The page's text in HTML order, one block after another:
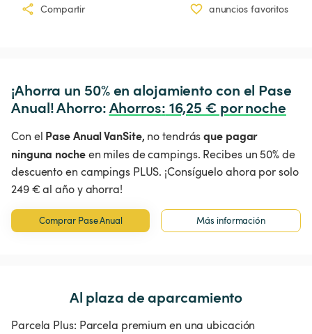
Compartir anuncios favoritos
¡Ahorra un 50% en alojamiento con el Pase
Anual! Ahorro: Ahorros: 16,25 € por noche
Con el Pase Anual VanSite, no tendrásque pagar
ninguna nocheen miles de campings. Recibes un 50% de
descuento en campings PLUS. ¡Consíguelo ahora por solo
249 € al año y ahorra!
Comprar Pase Anual Más información
Al plaza de aparcamiento
Parcela Plus: Parcela premium en una ubicación